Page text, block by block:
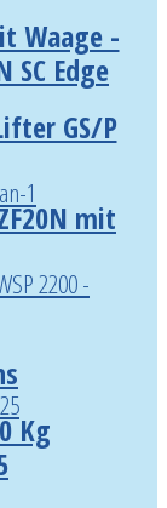
Waage -
SC Edge
GS/P
mit
Kg